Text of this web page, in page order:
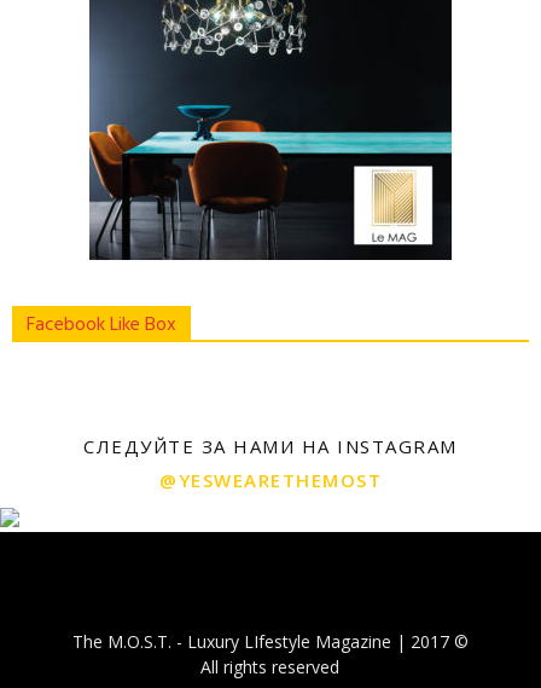
Facebook Like Box
СЛЕДУЙТЕ ЗА НАМИ НА INSTAGRAM
@YESWEARETHEMOST
The M.O.S.T. - Luxury LIfestyle Magazine | 2017 ©
All rights reserved